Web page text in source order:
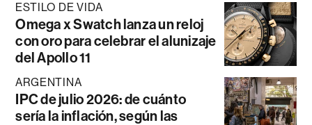
ESTILO DE VIDA
Omega x Swatch lanza un reloj
con oro para celebrar el alunizaje
del Apollo 11
ARGENTINA
IPC de julio 2026: de cuánto
sería la inflación, según las